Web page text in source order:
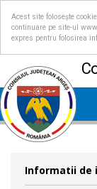
Acest site folosește
continuare pe site-ul
expres pentru folosirea
Informatii de